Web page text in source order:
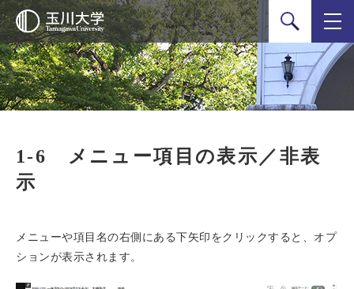
検索
1-6 メニュー項目の表示／非表
示
メニューや項目名の右側にある下矢印をクリックすると、オプ
ションが表示されます。